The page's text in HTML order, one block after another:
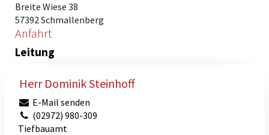
Freizeit & Kultur
Wirtschaft
Breite Wiese 38
57392 Schmallenberg
Anfahrt
Leitung
Herr Dominik Steinhoff
E-Mail senden
(02972) 980-309
Tiefbauamt